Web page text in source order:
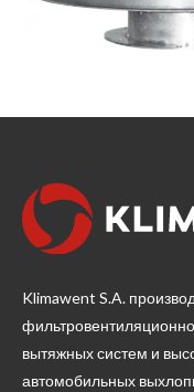
Klimawent S.A.
вытяжных систем и
автомобильных